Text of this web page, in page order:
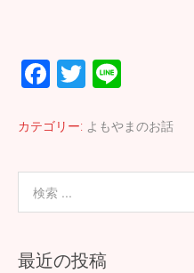
F
e
o
o
k
T
tt e
カテゴリー: よもやまのお話
最近の投稿